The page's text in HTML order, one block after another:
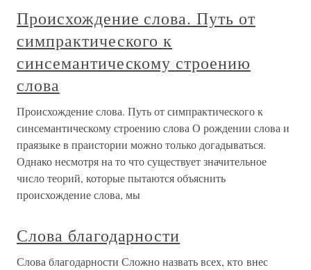
Происхождение слова. Путь от
симпрактического к
синсемантическому строению
слова
Происхождение слова. Путь от симпрактического к
синсемантическому строению слова О рождении слова и
праязыке в праистории можно только догадываться.
Однако несмотря на то что существует значительное
число теорий, которые пытаются объяснить
происхождение слова, мы
Слова благодарности
Слова благодарности Сложно назвать всех, кто внес